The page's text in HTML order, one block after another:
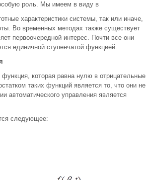
роль. Мы имеем в виду в
характеристики системы, так или иначе,
Во временных методах также существует
первоочередной интерес. Почти все они
единичной ступенчатой функцией.
которая равна нулю в отрицательные
таких функций является то, что они не
автоматического управления является
следующее: